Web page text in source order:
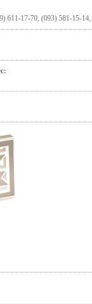
611-17-70, (093) 581-15-14,